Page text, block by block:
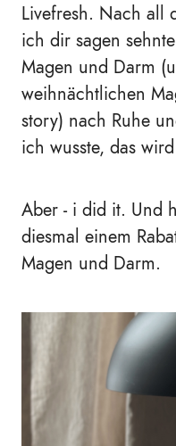
Livefresh. Nach all
ich dir sagen
Magen und Darm
weihnächtlichen
story) nach Ruhe
ich wusste, das
Aber - i did it. Und
diesmal einem
Magen und Darm.